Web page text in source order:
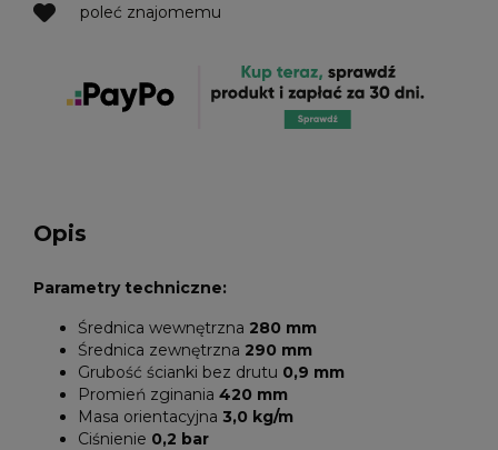
poleć znajomemu
Opis
Parametry techniczne:
Średnica wewnętrzna 280 mm
Średnica zewnętrzna 290 mm
Grubość ścianki bez drutu 0,9 mm
Promień zginania 420 mm
Masa orientacyjna 3,0 kg/m
Ciśnienie 0,2 bar